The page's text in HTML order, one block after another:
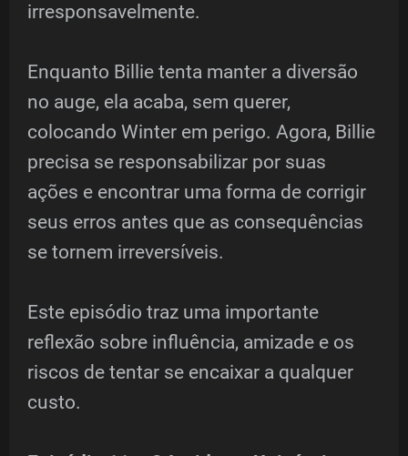
irresponsavelmente.
Enquanto Billie tenta manter a diversão
no auge, ela acaba, sem querer,
colocando Winter em perigo. Agora, Billie
precisa se responsabilizar por suas
ações e encontrar uma forma de corrigir
seus erros antes que as consequências
se tornem irreversíveis.
Este episódio traz uma importante
reflexão sobre influência, amizade e os
riscos de tentar se encaixar a qualquer
custo.